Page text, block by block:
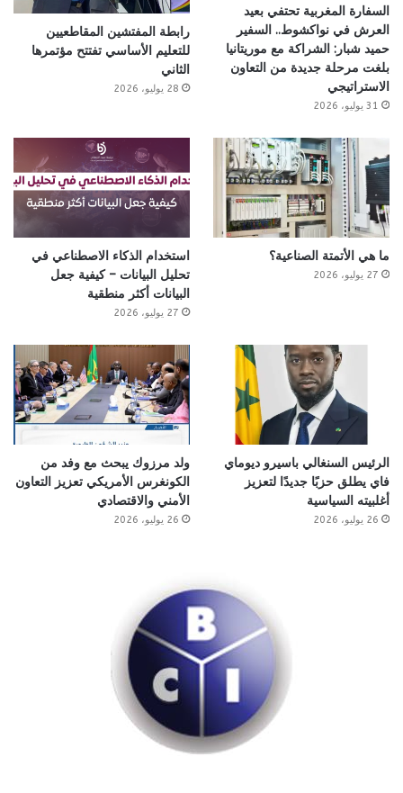
السفارة المغربية تحتفي بعيد
العرش في نواكشوط.. السفير
حميد شبار: الشراكة مع موريتانيا
بلغت مرحلة جديدة من التعاون
الاستراتيجي
31 يوليو، 2026
رابطة المفتشين المقاطعيين
للتعليم الأساسي تفتتح مؤتمرها
الثاني
28 يوليو، 2026
ما هي الأتمتة الصناعية؟
27 يوليو، 2026
استخدام الذكاء الاصطناعي في
تحليل البيانات – كيفية جعل
البيانات أكثر منطقية
27 يوليو، 2026
الرئيس السنغالي باسيرو ديوماي
فاي يطلق حزبًا جديدًا لتعزيز
أغلبيته السياسية
26 يوليو، 2026
ولد مرزوك يبحث مع وفد من
الكونغرس الأمريكي تعزيز التعاون
الأمني والاقتصادي
26 يوليو، 2026